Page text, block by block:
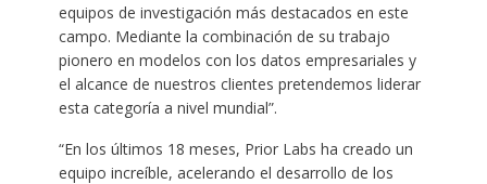
equipos de investigación más destacados en este
campo. Mediante la combinación de su trabajo
pionero en modelos con los datos empresariales y
el alcance de nuestros clientes pretendemos liderar
esta categoría a nivel mundial”.
“En los últimos 18 meses, Prior Labs ha creado un
equipo increíble, acelerando el desarrollo de los